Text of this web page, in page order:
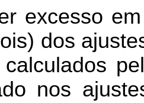
excesso
dos
nos